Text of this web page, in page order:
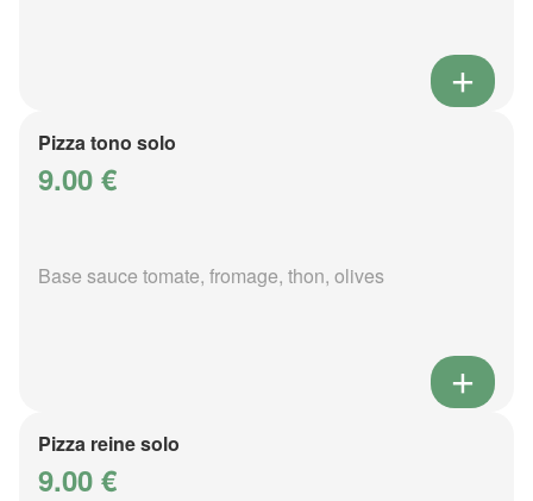
Pizza tono solo
9.00 €
Base sauce tomate, fromage, thon, olives
Pizza reine solo
9.00 €